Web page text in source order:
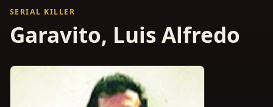
SERIAL KILLER
Garavito, Luis Alfredo